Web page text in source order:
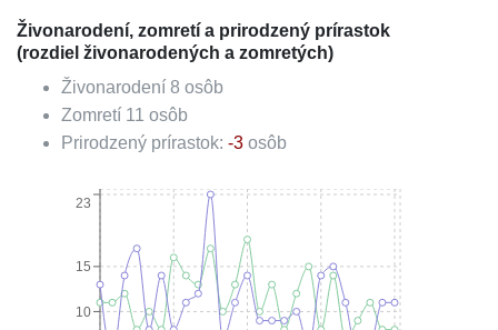
Živonarodení, zomretí a prirodzený prírastok
(rozdiel živonarodených a zomretých)
Živonarodení 8 osôb
Zomretí 11 osôb
Prirodzený prírastok: -3 osôb
10
15
23